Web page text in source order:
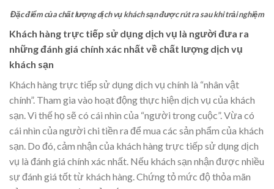
Đặc điểm của chất lượng dịch vụ khách sạn được rút ra sau khi trải nghiệm
Khách hàng trực tiếp sử dụng dịch vụ là người đưa ra
những đánh giá chính xác nhất về chất lượng dịch vụ
khách sạn
Khách hàng trực tiếp sử dụng dịch vụ chính là “nhân vật
chính”. Tham gia vào hoạt động thực hiện dịch vụ của khách
sạn. Vì thế họ sẽ có cái nhìn của “người trong cuộc”. Vừa có
cái nhìn của người chi tiền ra để mua các sản phẩm của khách
sạn. Do đó, cảm nhận của khách hàng trực tiếp sử dụng dịch
vụ là đánh giá chính xác nhất. Nếu khách sạn nhận được nhiều
sự đánh giá tốt từ khách hàng. Chứng tỏ mức độ thỏa mãn